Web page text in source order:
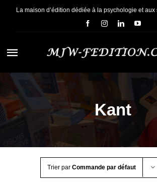
PasserLa maison d’édition dédiée à la psychologie et
Navigation
à
bascule
ACCUEIL
NOUS CONNAÎTRE
CONTACT
Kant
Trier par Commande par défaut